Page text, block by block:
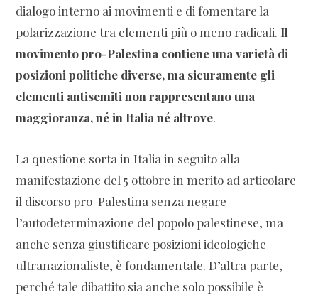
dialogo interno ai movimenti e di fomentare la
polarizzazione tra elementi più o meno radicali. Il
movimento pro-Palestina contiene una varietà di
posizioni politiche diverse, ma sicuramente gli
elementi antisemiti non rappresentano una
maggioranza, né in Italia né altrove.
La questione sorta in Italia in seguito alla
manifestazione del 5 ottobre in merito ad articolare
il discorso pro-Palestina senza negare
l’autodeterminazione del popolo palestinese, ma
anche senza giustificare posizioni ideologiche
ultranazionaliste, è fondamentale. D’altra parte,
perché tale dibattito sia anche solo possibile è